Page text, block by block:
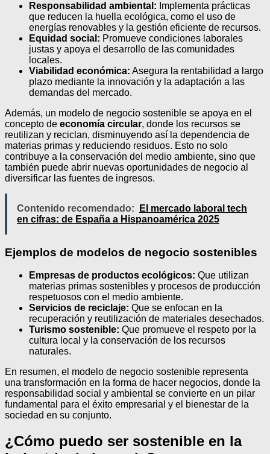
Responsabilidad ambiental: Implementa prácticas
que reducen la huella ecológica, como el uso de
energías renovables y la gestión eficiente de recursos.
Equidad social: Promueve condiciones laborales
justas y apoya el desarrollo de las comunidades
locales.
Viabilidad económica: Asegura la rentabilidad a largo
plazo mediante la innovación y la adaptación a las
demandas del mercado.
Además, un modelo de negocio sostenible se apoya en el
concepto de economía circular, donde los recursos se
reutilizan y reciclan, disminuyendo así la dependencia de
materias primas y reduciendo residuos. Esto no solo
contribuye a la conservación del medio ambiente, sino que
también puede abrir nuevas oportunidades de negocio al
diversificar las fuentes de ingresos.
Contenido recomendado:
El mercado laboral tech
en cifras: de España a Hispanoamérica 2025
Ejemplos de modelos de negocio sostenibles
Empresas de productos ecológicos: Que utilizan
materias primas sostenibles y procesos de producción
respetuosos con el medio ambiente.
Servicios de reciclaje: Que se enfocan en la
recuperación y reutilización de materiales desechados.
Turismo sostenible: Que promueve el respeto por la
cultura local y la conservación de los recursos
naturales.
En resumen, el modelo de negocio sostenible representa
una transformación en la forma de hacer negocios, donde la
responsabilidad social y ambiental se convierte en un pilar
fundamental para el éxito empresarial y el bienestar de la
sociedad en su conjunto.
¿Cómo puedo ser sostenible en la